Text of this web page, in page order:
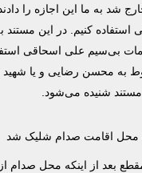
شد به ما این اجازه را
استفاده کنیم. در این مستند
بی‌سیم علی اسحاقی
به محسن رضایی و یا
مستند شنیده می‌شود.
اقامت صدام شلیک شد
بعد از اینکه محل صدام